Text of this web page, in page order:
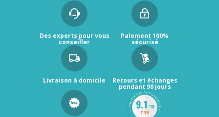
Des experts pour vous
conseiller
Paiement 100%
sécurisé
Livraison à domicile Retours et échanges
pendant 90 jours